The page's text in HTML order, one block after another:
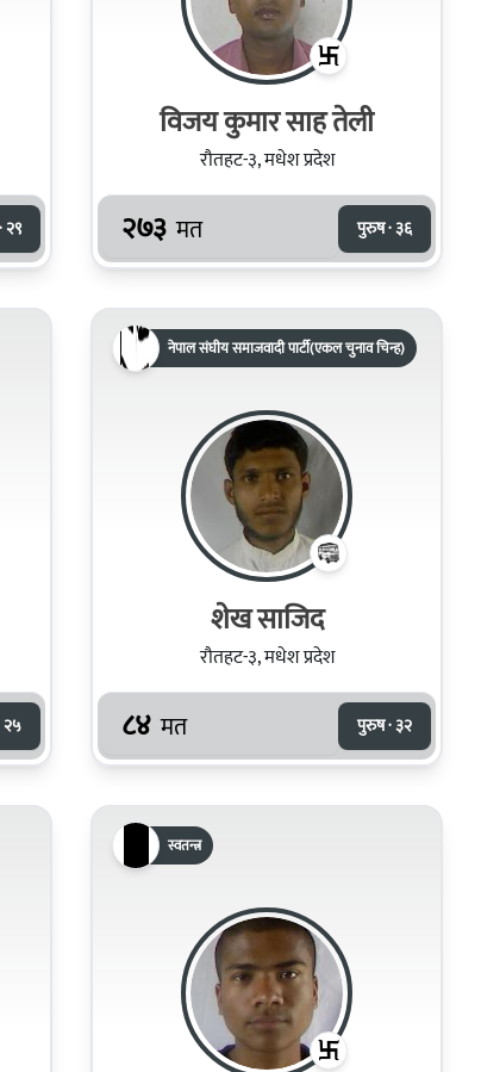
२९
विजय कुमार साह तेली
रौतहट-३, मधेश प्रदेश
२७३ मत पुरुष · ३६
२५
नेपाल संघीय समाजवादी पार्टी(एकल चुनाव चिन्ह)
शेख साजिद
रौतहट-३, मधेश प्रदेश
८४ मत पुरुष · ३२
स्वतन्त्र